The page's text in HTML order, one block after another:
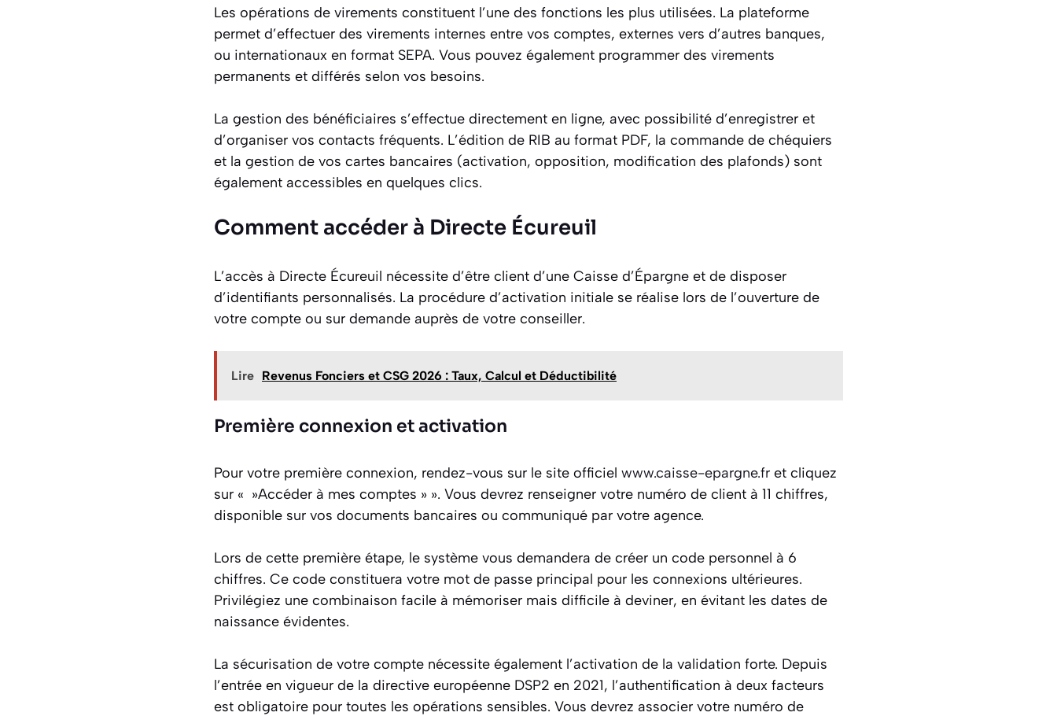
Les opérations de virements constituent l’une des fonctions les plus utilisées. La plateforme
permet d’effectuer des virements internes entre vos comptes, externes vers d’autres banques,
ou internationaux en format SEPA. Vous pouvez également programmer des virements
permanents et différés selon vos besoins.
La gestion des bénéficiaires s’effectue directement en ligne, avec possibilité d’enregistrer et
d’organiser vos contacts fréquents. L’édition de RIB au format PDF, la commande de chéquiers
et la gestion de vos cartes bancaires (activation, opposition, modification des plafonds) sont
également accessibles en quelques clics.
Comment accéder à Directe Écureuil
L’accès à Directe Écureuil nécessite d’être client d’une Caisse d’Épargne et de disposer
d’identifiants personnalisés. La procédure d’activation initiale se réalise lors de l’ouverture de
votre compte ou sur demande auprès de votre conseiller.
Lire Revenus Fonciers et CSG 2026 : Taux, Calcul et Déductibilité
Première connexion et activation
Pour votre première connexion, rendez-vous sur le site officiel www.caisse-epargne.fr et cliquez
sur « »Accéder à mes comptes » ». Vous devrez renseigner votre numéro de client à 11 chiffres,
disponible sur vos documents bancaires ou communiqué par votre agence.
Lors de cette première étape, le système vous demandera de créer un code personnel à 6
chiffres. Ce code constituera votre mot de passe principal pour les connexions ultérieures.
Privilégiez une combinaison facile à mémoriser mais difficile à deviner, en évitant les dates de
naissance évidentes.
La sécurisation de votre compte nécessite également l’activation de la validation forte. Depuis
l’entrée en vigueur de la directive européenne DSP2 en 2021, l’authentification à deux facteurs
est obligatoire pour toutes les opérations sensibles. Vous devrez associer votre numéro de